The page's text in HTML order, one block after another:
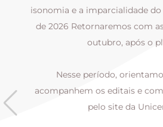
isonomia e a imparcialidade
de 2026 Retornaremos com
outubro, após o
Nesse período,
acompanhem os editais e
pelo site da